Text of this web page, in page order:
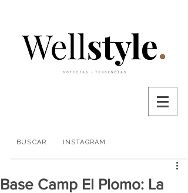
BUSCAR INSTAGRAM
Base Camp El Plomo: La